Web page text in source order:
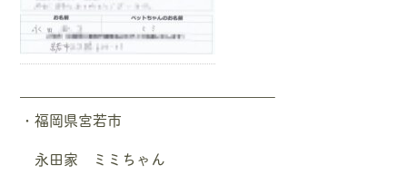
—————————————————–
・福岡県宮若市
永田家 ミミちゃん